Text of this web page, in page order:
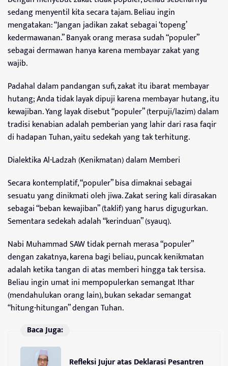
sedang menyentil kita secara tajam. Beliau ingin
mengatakan: “Jangan jadikan zakat sebagai ‘topeng’
kedermawanan.” Banyak orang merasa sudah “populer”
sebagai dermawan hanya karena membayar zakat yang
wajib.
Padahal dalam pandangan sufi, zakat itu ibarat membayar
hutang; Anda tidak layak dipuji karena membayar hutang, itu
kewajiban. Yang layak disebut “populer” (terpuji/lazim) dalam
tradisi kenabian adalah pemberian yang lahir dari rasa faqir
di hadapan Tuhan, yaitu sedekah yang tak terhitung.
Dialektika Al-Ladzah (Kenikmatan) dalam Memberi
Secara kontemplatif, “populer” bisa dimaknai sebagai
sesuatu yang dinikmati oleh jiwa. Zakat sering kali dirasakan
sebagai “beban kewajiban” (taklif) yang harus digugurkan.
Sementara sedekah adalah “kerinduan” (syauq).
Nabi Muhammad SAW tidak pernah merasa “populer”
dengan zakatnya, karena bagi beliau, puncak kenikmatan
adalah ketika tangan di atas memberi hingga tak tersisa.
Beliau ingin umat ini mempopulerkan semangat Ithar
(mendahulukan orang lain), bukan sekadar semangat
“hitung-hitungan” dengan Tuhan.
Baca Juga:
Refleksi Jujur atas Deklarasi Pesantren